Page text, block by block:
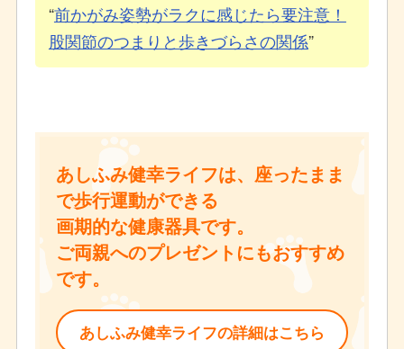
前かがみ姿勢がラクに感じたら要注意！
股関節のつまりと歩きづらさの関係
あしふみ健幸ライフは、座ったまま
で歩行運動ができる
画期的な健康器具です。
ご両親へのプレゼントにもおすすめ
です。
あしふみ健幸ライフの詳細はこちら